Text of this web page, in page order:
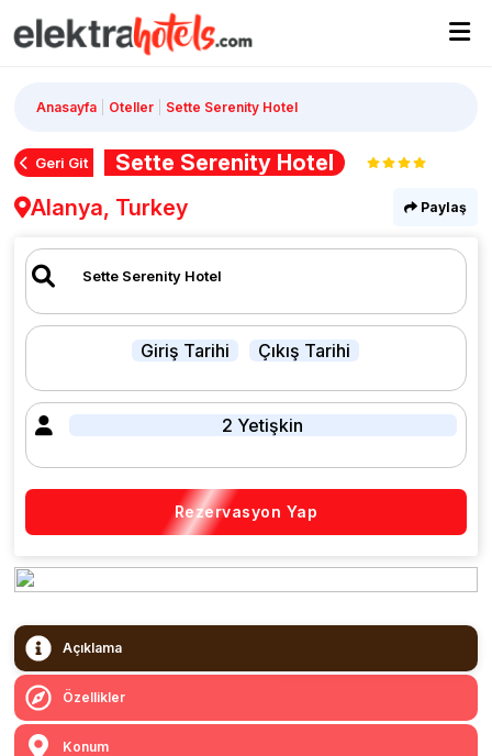
Anasayfa Oteller Sette Serenity Hotel
Geri Git
Sette Serenity Hotel
Alanya, Turkey
Paylaş
Giriş Tarihi Çıkış Tarihi
2 Yetişkin
Rezervasyon Yap
Açıklama
Özellikler
Konum